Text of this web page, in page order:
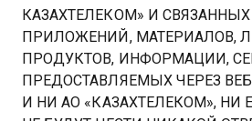
КАЗАХТЕЛЕКОМ» И
ПРИЛОЖЕНИЙ, МАТЕРИАЛОВ,
ПРОДУКТОВ, ИНФОРМАЦИИ,
ПРЕДОСТАВЛЯЕМЫХ ЧЕРЕЗ
И НИ АО «КАЗАХТЕЛЕКОМ», НИ